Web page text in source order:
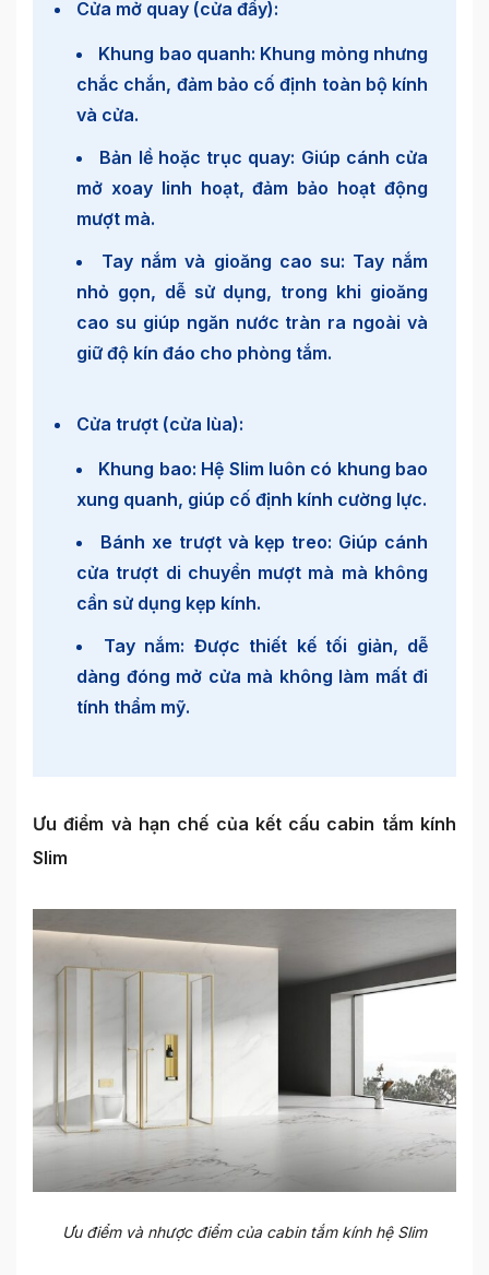
Cửa mở quay (cửa đẩy):
Khung bao quanh: Khung mỏng nhưng
chắc chắn, đảm bảo cố định toàn bộ kính
và cửa.
Bản lề hoặc trục quay: Giúp cánh cửa
mở xoay linh hoạt, đảm bảo hoạt động
mượt mà.
Tay nắm và gioăng cao su: Tay nắm
nhỏ gọn, dễ sử dụng, trong khi gioăng
cao su giúp ngăn nước tràn ra ngoài và
giữ độ kín đáo cho phòng tắm.
Cửa trượt (cửa lùa):
Khung bao: Hệ Slim luôn có khung bao
xung quanh, giúp cố định kính cường lực.
Bánh xe trượt và kẹp treo: Giúp cánh
cửa trượt di chuyển mượt mà mà không
cần sử dụng kẹp kính.
Tay nắm: Được thiết kế tối giản, dễ
dàng đóng mở cửa mà không làm mất đi
tính thẩm mỹ.
Ưu điểm và hạn chế của kết cấu cabin tắm kính
Slim
Ưu điểm và nhược điểm của cabin tắm kính hệ Slim